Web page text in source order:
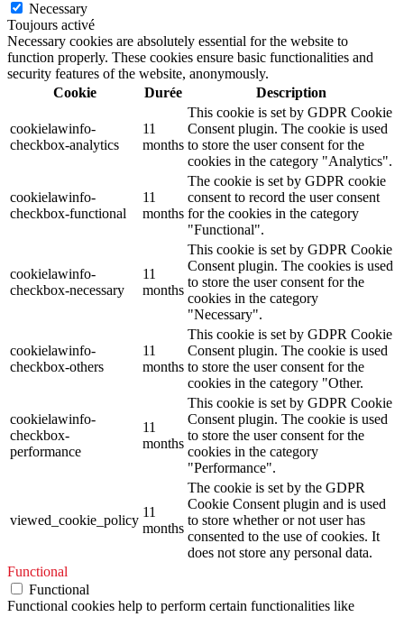
Necessary
Toujours activé
Necessary cookies are absolutely essential for the website to
function properly. These cookies ensure basic functionalities and
security features of the website, anonymously.
Cookie
Durée Description
cookielawinfo-
checkbox-analytics
11
months
This cookie is set by GDPR Cookie
Consent plugin. The cookie is used
to store the user consent for the
cookies in the category "Analytics".
cookielawinfo-
checkbox-functional
11
months
The cookie is set by GDPR cookie
consent to record the user consent
for the cookies in the category
"Functional".
cookielawinfo-
checkbox-necessary
11
months
This cookie is set by GDPR Cookie
Consent plugin. The cookies is used
to store the user consent for the
cookies in the category
"Necessary".
cookielawinfo-
checkbox-others
11
months
This cookie is set by GDPR Cookie
Consent plugin. The cookie is used
to store the user consent for the
cookies in the category "Other.
cookielawinfo-
checkbox-
performance
11
months
This cookie is set by GDPR Cookie
Consent plugin. The cookie is used
to store the user consent for the
cookies in the category
"Performance".
viewed_cookie_policy
11
months
The cookie is set by the GDPR
Cookie Consent plugin and is used
to store whether or not user has
consented to the use of cookies. It
does not store any personal data.
Functional
Functional
Functional cookies help to perform certain functionalities like